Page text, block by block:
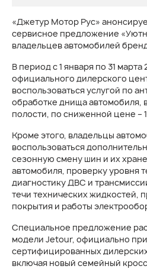
«Джетур Мотор Рус»
сервисное предложение
владельцев автомобилей
В период с 1 января по 31
официального дилерского
воспользоваться услугой по
обработке днища автомобиля,
полости, по сниженной цене –
Кроме этого, владельцы
воспользоваться
сезонную смену шин и их
автомобиля, проверку уровня
диагностику ДВС и
течи технических жидкостей,
покрытия и работы
Специальное предложение
модели Jetour, официально
сертифицированных
включая новый семейный